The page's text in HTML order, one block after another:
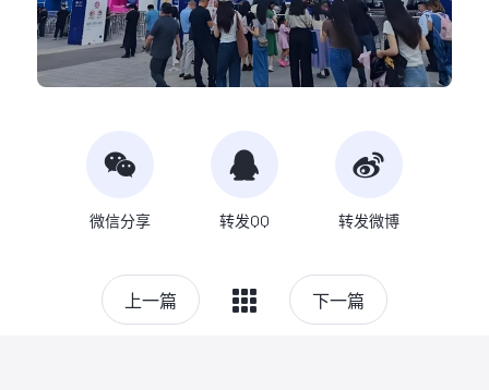
微信分享 转发QQ 转发微博
上一篇 下一篇